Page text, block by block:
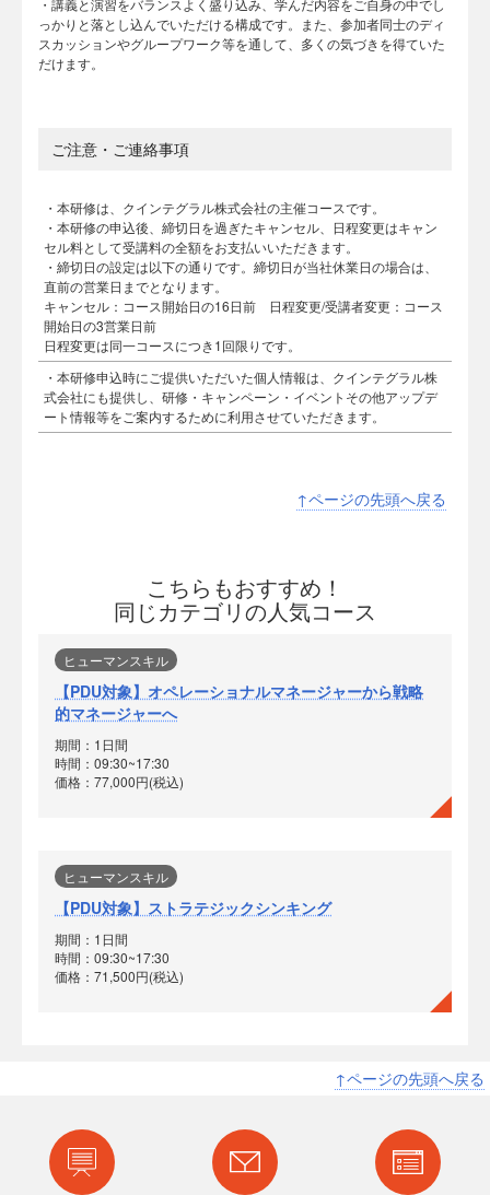
・講義と演習をバランスよく盛り込み、学んだ内容をご自身の中でし
っかりと落とし込んでいただける構成です。また、参加者同士のディ
スカッションやグループワーク等を通して、多くの気づきを得ていた
だけます。
ご注意・ご連絡事項
・本研修は、クインテグラル株式会社の主催コースです。
・本研修の申込後、締切日を過ぎたキャンセル、日程変更はキャン
セル料として受講料の全額をお支払いいただきます。
・締切日の設定は以下の通りです。締切日が当社休業日の場合は、
直前の営業日までとなります。
キャンセル：コース開始日の16日前 日程変更/受講者変更：コース
開始日の3営業日前
日程変更は同一コースにつき1回限りです。
・本研修申込時にご提供いただいた個人情報は、クインテグラル株
式会社にも提供し、研修・キャンペーン・イベントその他アップデ
ート情報等をご案内するために利用させていただきます。
↑ページの先頭へ戻る
こちらもおすすめ！
同じカテゴリの人気コース
ヒューマンスキル
【PDU対象】オペレーショナルマネージャーから戦略
的マネージャーへ
期間：1日間
時間：09:30~17:30
価格：77,000円(税込)
ヒューマンスキル
【PDU対象】ストラテジックシンキング
期間：1日間
時間：09:30~17:30
価格：71,500円(税込)
↑ページの先頭へ戻る